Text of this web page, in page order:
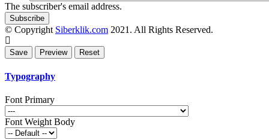
The subscriber's email address.
© Copyright Siberklik.com 2021. All Rights Reserved.
Typography
Font Primary
Font Weight Body